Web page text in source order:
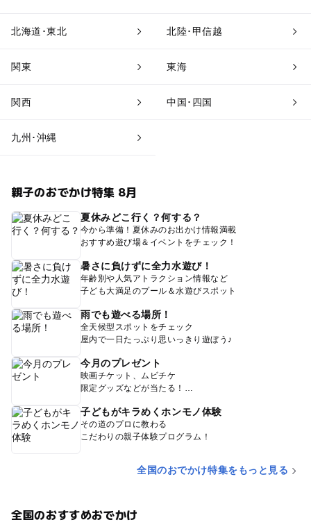
北海道･東北 北陸･甲信越
関東 東海
関西 中国･四国
九州･沖縄
親子のおでかけ特集 8月
夏休みどこ行く？何する？
今から準備！夏休みのお出かけ情報満載
おすすめ遊び場＆イベントをチェック！
暑さに負けずに全力水遊び！
年齢別や人気アトラクション情報など
子ども大満足のプール＆水遊びスポット
雨でも遊べる場所！
全天候型スポットをチェック
屋内で一日たっぷり思いっきり遊ぼう♪
今月のプレゼント
映画チケット、ムビチケ
限定グッズなどが当たる！
子どもがキラめくホンモノ体験
その道のプロに教わる
こだわりの親子体験プログラム！
全国のおでかけ特集をもっと見る
全国のおすすめおでかけ